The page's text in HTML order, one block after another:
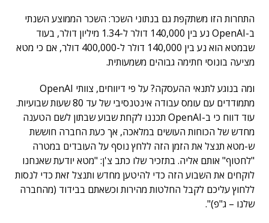
התחרות הזו משתקפת גם בנתוני השכר: השכר הממוצע השנתי
ב-OpenAI נע בין 140,000 דולר ל-1.34 מיליון דולר, בעוד
שבמטא הוא נע בין 140,000 דולר ל-400,000 דולר, אם כי מטא
מציעה בונוסי חתימה גבוהים משמעותית.
ומה בנוגע לתנאי ההעסקה? על פי דיווחים, צוותי OpenAI
מתמודדים עם עומס עבודה אינטנסיבי של עד 80 שעות שבועיות.
עוד דווח כי ב-OpenAI תכננו לקחת שבוע שבתון לשם הטענה
מחדש של הכוחות העושים במלאכה, אך כעת החברה חוששת
ש-מטא תנצל את הזמן הזה ללחץ נוסף על העובדים במטרה
"לחטוף" אותם אליה. בתזכיר שלו כתב צ'ן: "מטא יודעת שאנחנו
לוקחים את השבוע הזה כדי להיטען מחדש ותנצל זאת כדי לנסות
ללחוץ עליכם לקבל החלטות מהירות וכשאתם בבידוד (מהחברה
שלנו – ג"פ)".